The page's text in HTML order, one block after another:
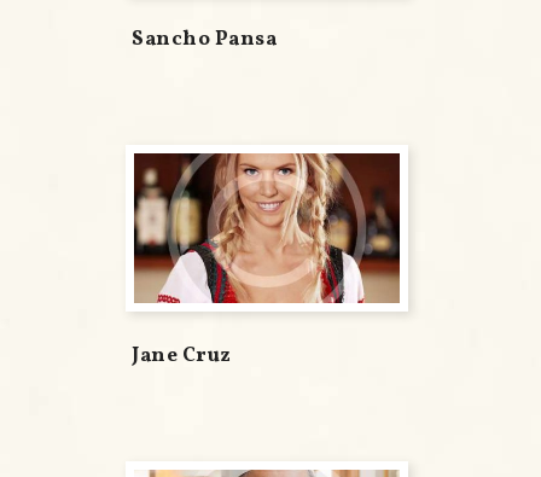
Sancho Pansa
Jane Cruz